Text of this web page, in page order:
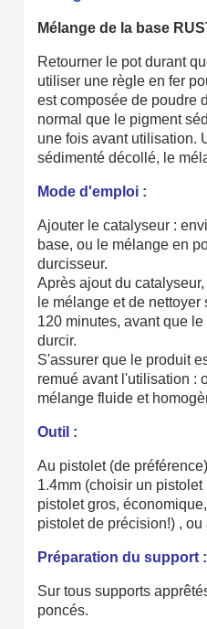
Mélange de la base
Retourner le pot durant
utiliser une règle en fer
est composée de poudre
normal que le pigment
une fois avant utilisation.
sédimenté décollé, le
Mode d'emploi :
Ajouter le catalyseur :
base, ou le mélange en
durcisseur.
Après ajout du
le mélange et de
120 minutes, avant que
durcir.
S'assurer que le produit
remué avant l'utilisation :
mélange fluide et
Outil :
Au pistolet (de
1.4mm (choisir un
pistolet gros,
pistolet de précision!) ,
Préparation du support :
Sur tous supports
poncés.